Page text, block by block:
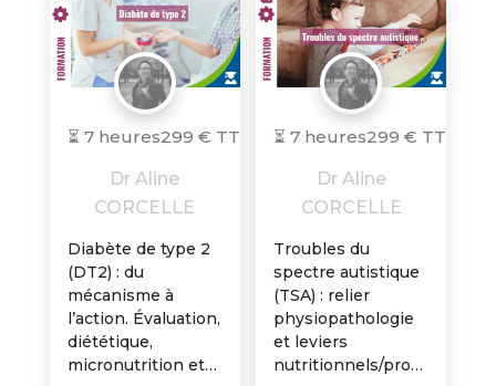
⏳ 7 heures299 € TTC
Dr Aline
CORCELLE
Diabète de type 2
(DT2) : du
mécanisme à
l’action. Évaluation,
diététique,
micronutrition et
⏳ 7 heures299 € TTC
Dr Aline
CORCELLE
Troubles du
spectre autistique
(TSA) : relier
physiopathologie
et leviers
nutritionnels/probi